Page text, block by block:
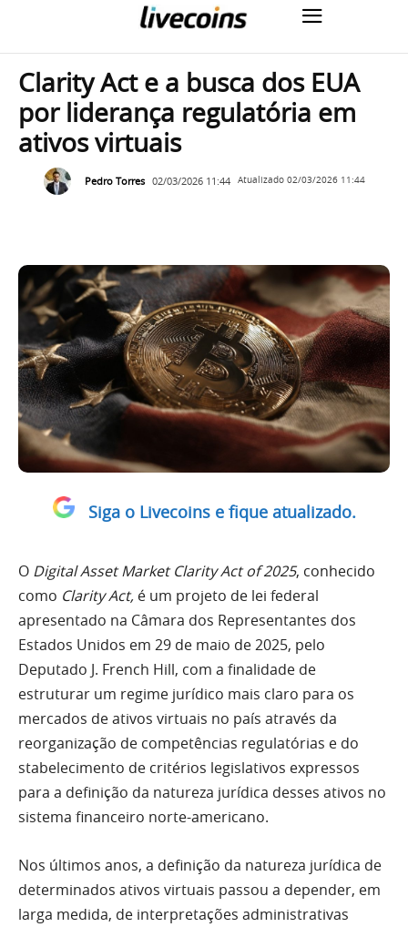
Clarity Act e a busca dos EUA
por liderança regulatória em
ativos virtuais
Pedro Torres 02/03/2026 11:44 Atualizado 02/03/2026 11:44
Siga o Livecoins e fique atualizado.
O Digital Asset Market Clarity Act of 2025, conhecido
como Clarity Act, é um projeto de lei federal
apresentado na Câmara dos Representantes dos
Estados Unidos em 29 de maio de 2025, pelo
Deputado J. French Hill, com a finalidade de
estruturar um regime jurídico mais claro para os
mercados de ativos virtuais no país através da
reorganização de competências regulatórias e do
stabelecimento de critérios legislativos expressos
para a definição da natureza jurídica desses ativos no
sistema financeiro norte-americano.
Nos últimos anos, a definição da natureza jurídica de
determinados ativos virtuais passou a depender, em
larga medida, de interpretações administrativas